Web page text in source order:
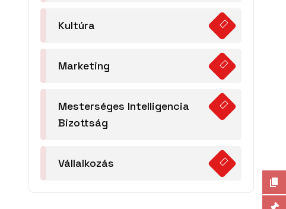
Kultúra
Marketing
Mesterséges Intelligencia
Bizottság
Vállalkozás